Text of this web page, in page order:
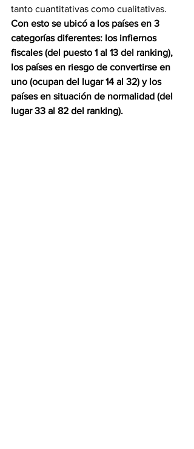
tanto cuantitativas como cualitativas.
Con esto se ubicó a los países en 3
categorías diferentes: los infiernos
fiscales (del puesto 1 al 13 del ranking),
los países en riesgo de convertirse en
uno (ocupan del lugar 14 al 32) y los
países en situación de normalidad (del
lugar 33 al 82 del ranking).